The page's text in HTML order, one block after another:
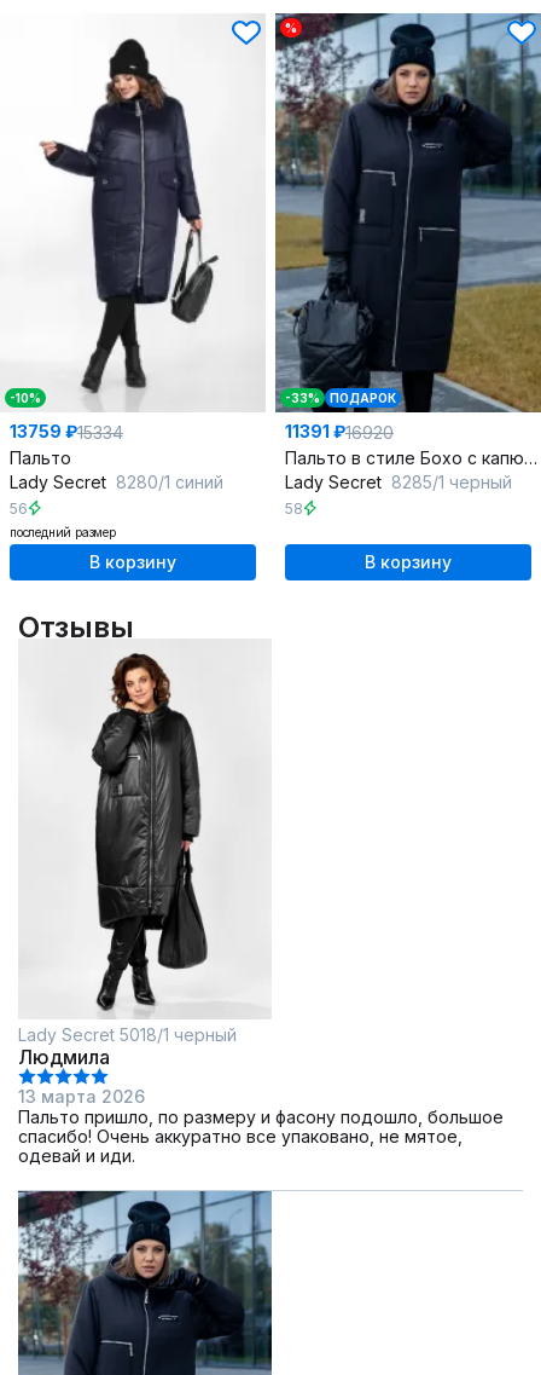
-10%
13759 ₽15334
Пальто
Lady Secret 8280/1 синий
56
последний размер
В корзину
%
-33% ПОДАРОК
11391 ₽16920
Пальто в стиле Бохо с капюшоном и водоотталкивающей тканью
Lady Secret 8285/1 черный
58
В корзину
Отзывы
Lady Secret 5018/1 черный
Людмила
13 марта 2026
Пальто пришло, по размеру и фасону подошло, большое
спасибо! Очень аккуратно все упаковано, не мятое,
одевай и иди.